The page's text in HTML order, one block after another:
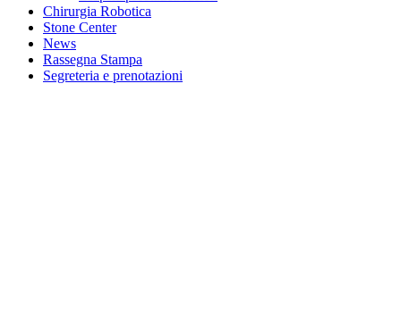
Chirurgia Robotica
Stone Center
News
Rassegna Stampa
Segreteria e prenotazioni